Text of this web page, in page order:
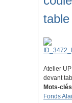
Atelier
devant
Mots-
Fonds